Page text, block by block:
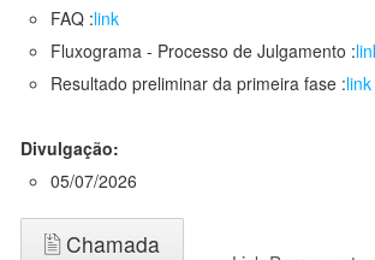
FAQ :link
Fluxograma - Processo de Julgamento :
Resultado preliminar da primeira fase :link
Divulgação:
05/07/2026
Chamada